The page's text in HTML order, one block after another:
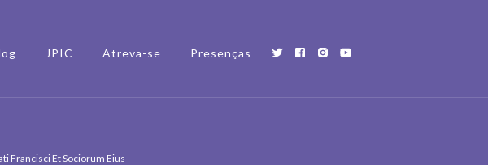
JPIC Atreva-se Presenças
Francisci Et Sociorum Eius